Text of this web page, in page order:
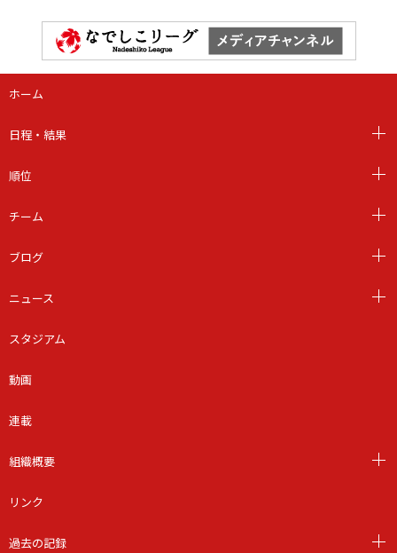
ホーム
日程・結果
順位
チーム
ブログ
ニュース
スタジアム
動画
連載
組織概要
リンク
過去の記録